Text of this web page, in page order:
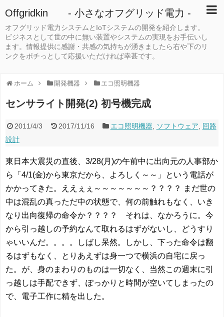
Offgridkin - 小さなオフグリッド電力 -
オフグリッド電力システムとIoTシステムの開発を紹介します。
ビジネスとして世の中に無い装置やシステムの実現をお手伝いし
ます。情報提供に感謝・共感の気持ちが湧きましたら右や下のリ
ンクをポチっとして応援いただければ幸甚です。
ホーム 開発機器 エコ照明機器
センサライト開発(2) 初号機完成
2011/4/3 2017/11/16 エコ照明機器 ソフトウェア
回路
設計
東日本大震災の直後、3/28(月)の午前中に出向元の人事部か
ら「4/1(金)から東京だから、よろしく～～」という電話が
かかってきた。ええぇぇ～～～～～～～？？？？ まだ世の
中は混乱の真っただ中の状態で、何の前触れもなく、いき
なり出向復帰の命令か？？？？ それは、なかろうに。今
から引っ越しの予約なんて取れるはずがないし、どうすり
ゃいいんだ。。。。しばし呆然。しかし、下った命令は翻
るはずもなく、とりあえずは身一つで横浜の自宅に戻っ
た。が、身のまわりのものは一切なく、当然この週末に引
っ越しは手配できず、ぽっかりと時間が空いてしまったの
で、電子工作に精を出した。